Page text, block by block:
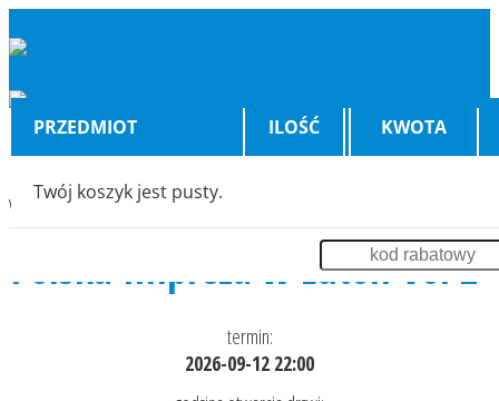
PRZEDMIOT ILOŚĆ KWOTA
Twój koszyk jest pusty.
Wyświetlenia:2139
Polska Impreza w Luton Vol 2
termin:
2026-09-12 22:00